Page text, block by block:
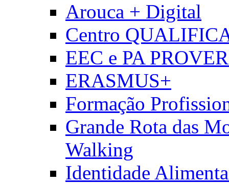
Arouca + Digital
Centro
EEC e PA
ERASMUS+
Formação
Grande Rota das
Walking
Identidade